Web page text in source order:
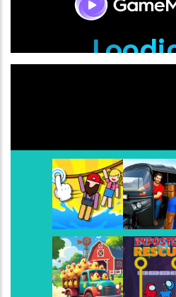
Super Bomberman
Play Play